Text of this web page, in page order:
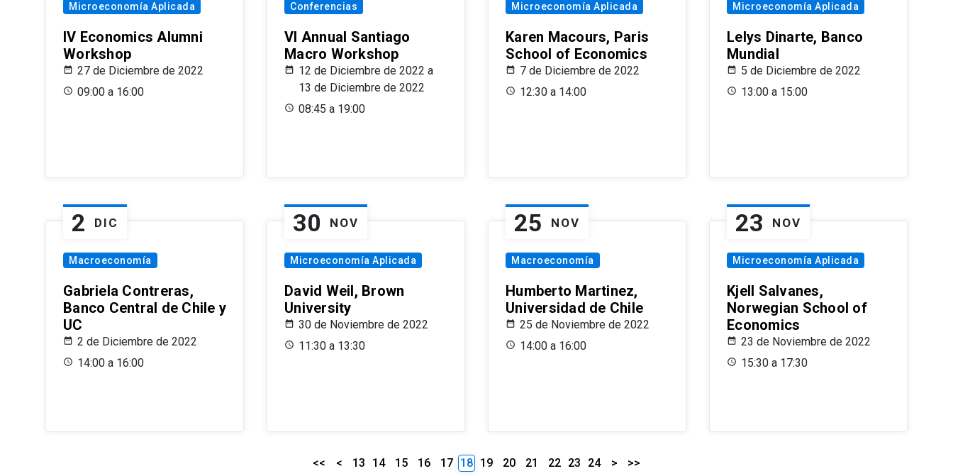
Microeconomía Aplicada
IV Economics Alumni
Workshop
27 de Diciembre de 2022
09:00 a 16:00
Conferencias
VI Annual Santiago
Macro Workshop
12 de Diciembre de 2022 a
13 de Diciembre de 2022
08:45 a 19:00
Microeconomía Aplicada
Karen Macours, Paris
School of Economics
7 de Diciembre de 2022
12:30 a 14:00
Microeconomía Aplicada
Lelys Dinarte, Banco
Mundial
5 de Diciembre de 2022
13:00 a 15:00
2 DIC
Macroeconomía
Gabriela Contreras,
Banco Central de Chile y
UC
2 de Diciembre de 2022
14:00 a 16:00
30 NOV
Microeconomía Aplicada
David Weil, Brown
University
30 de Noviembre de 2022
11:30 a 13:30
25 NOV
Macroeconomía
Humberto Martinez,
Universidad de Chile
25 de Noviembre de 2022
14:00 a 16:00
23 NOV
Microeconomía Aplicada
Kjell Salvanes,
Norwegian School of
Economics
23 de Noviembre de 2022
15:30 a 17:30
<< < 13 14 15 16 17 18 19 20 21 22 23 24 > >>